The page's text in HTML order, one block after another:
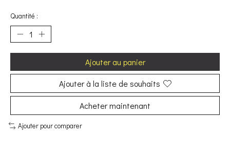
Quantité :
Ajouter au panier
Ajouter à la liste de souhaits
Acheter maintenant
Ajouter pour comparer